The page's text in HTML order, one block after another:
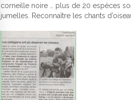
corneille noire … plus de 20 espèces
jumelles. Reconnaître les chants